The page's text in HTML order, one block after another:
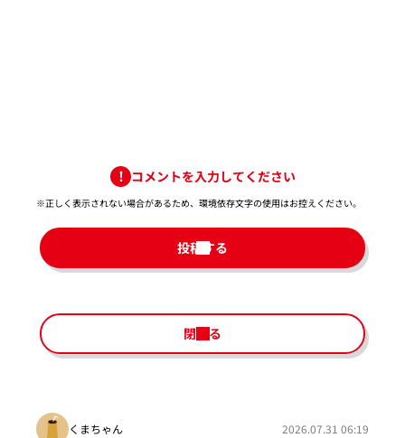
コメントを入力してください
※正しく表示されない場合があるため、環境依存文字の使用はお控えください。​
投稿する
閉じる
くまちゃん 2026.07.31 06:19